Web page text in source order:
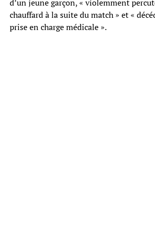
d’un jeune garçon, « violemment
chauffard à la suite du match » et «
prise en charge médicale ».